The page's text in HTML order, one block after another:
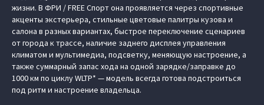
жизни. В ФРИ / FREE Спорт она проявляется через спортивные
акценты экстерьера, стильные цветовые палитры кузова и
салона в разных вариантах, быстрое переключение сценариев
от города к трассе, наличие заднего дисплея управления
климатом и мультимедиа, подсветку, меняющую настроение, а
также суммарный запас хода на одной зарядке/заправке до
1000 км по циклу WLTP* — модель всегда готова подстроиться
под ритм и настроение владельца.